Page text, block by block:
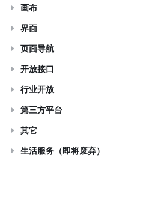
画布
界面
页面导航
开放接口
行业开放
第三方平台
其它
生活服务（即将废弃）